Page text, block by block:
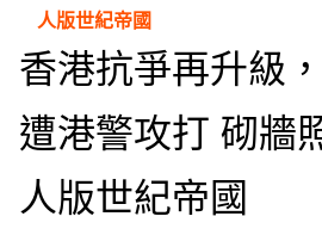
人版世紀帝國
香港抗爭再升級
遭港警攻打 砌牆
人版世紀帝國